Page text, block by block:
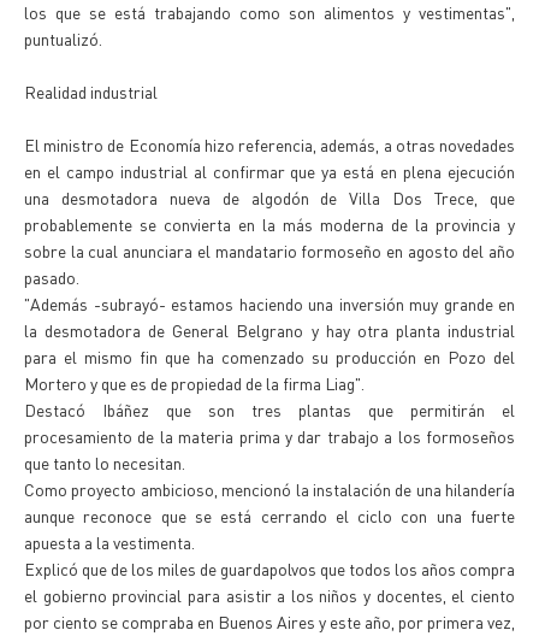
los que se está trabajando como son alimentos y vestimentas",
puntualizó.
Realidad industrial
El ministro de Economía hizo referencia, además, a otras novedades
en el campo industrial al confirmar que ya está en plena ejecución
una desmotadora nueva de algodón de Villa Dos Trece, que
probablemente se convierta en la más moderna de la provincia y
sobre la cual anunciara el mandatario formoseño en agosto del año
pasado.
"Además -subrayó- estamos haciendo una inversión muy grande en
la desmotadora de General Belgrano y hay otra planta industrial
para el mismo fin que ha comenzado su producción en Pozo del
Mortero y que es de propiedad de la firma Liag".
Destacó Ibáñez que son tres plantas que permitirán el
procesamiento de la materia prima y dar trabajo a los formoseños
que tanto lo necesitan.
Como proyecto ambicioso, mencionó la instalación de una hilandería
aunque reconoce que se está cerrando el ciclo con una fuerte
apuesta a la vestimenta.
Explicó que de los miles de guardapolvos que todos los años compra
el gobierno provincial para asistir a los niños y docentes, el ciento
por ciento se compraba en Buenos Aires y este año, por primera vez,